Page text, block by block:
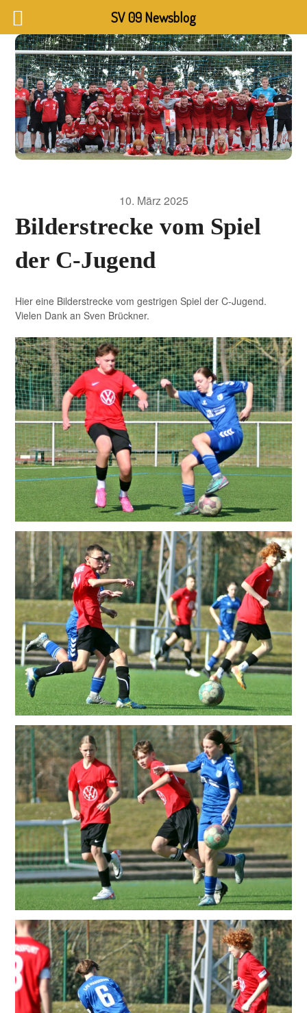
10. März 2025
Bilderstrecke vom Spiel
der C-Jugend
Hier eine Bilderstrecke vom gestrigen Spiel der C-Jugend.
Vielen Dank an Sven Brückner.
SV 09 Newsblog